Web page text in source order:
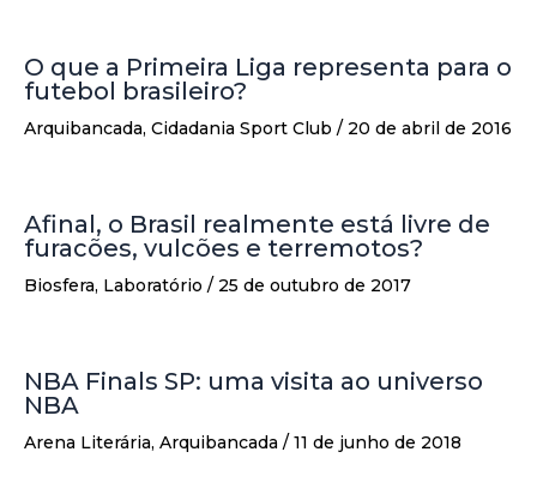
O que a Primeira Liga representa para o
futebol brasileiro?
Arquibancada, Cidadania Sport Club / 20 de abril de 2016
Afinal, o Brasil realmente está livre de
furacões, vulcões e terremotos?
Biosfera, Laboratório / 25 de outubro de 2017
NBA Finals SP: uma visita ao universo
NBA
Arena Literária, Arquibancada / 11 de junho de 2018